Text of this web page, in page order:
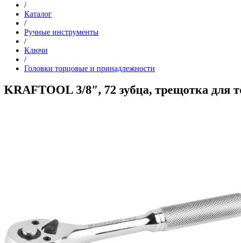
/
Каталог
/
Ручные инструменты
/
Ключи
/
Головки торцовые и принадлежности
KRAFTOOL 3/8″, 72 зубца, трещотка для